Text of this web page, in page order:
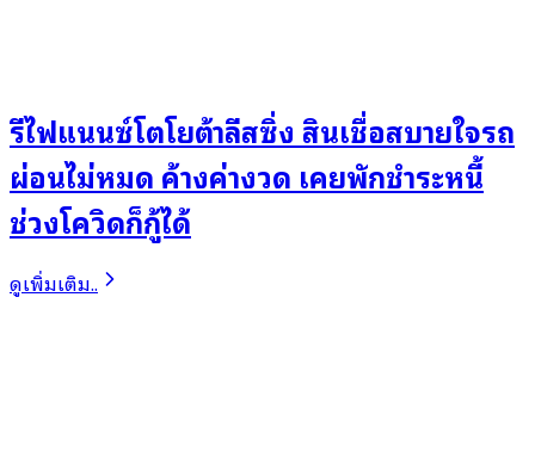
รีไฟแนนซ์โตโยต้าลีสซิ่ง สินเชื่อสบายใจรถ
ผ่อนไม่หมด ค้างค่างวด เคยพักชำระหนี้
ช่วงโควิดก็กู้ได้
ดูเพิ่มเติม..